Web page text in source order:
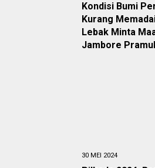
Kondisi Bumi
Kurang
Lebak Minta
Jambore
30 MEI 2024